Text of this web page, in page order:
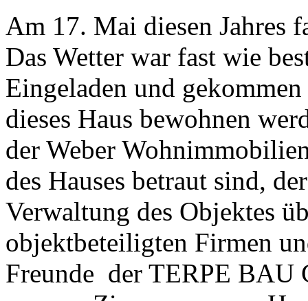
Am 17. Mai diesen Jahres
Das Wetter war fast wie
Eingeladen und
dieses Haus bewohnen
der Weber
des Hauses betraut sind,
Verwaltung des Objektes
objektbeteiligten Firmen
Freunde der TERPE BAU